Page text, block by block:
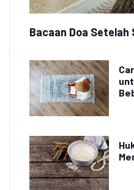
Bacaan Doa Setelah